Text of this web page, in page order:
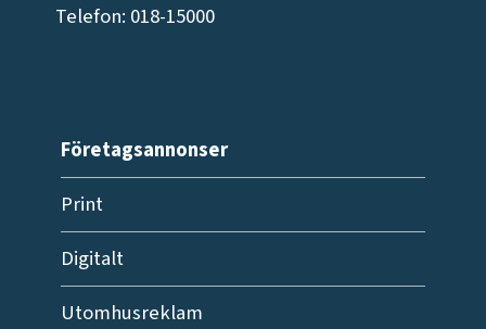
Telefon: 018-15000
Företagsannonser
Print
Digitalt
Utomhusreklam